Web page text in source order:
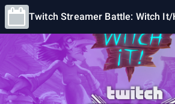
Twitch Streamer Battle: Witch It/